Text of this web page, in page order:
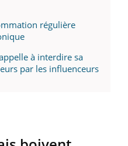
régulière
à interdire sa
par les influenceurs